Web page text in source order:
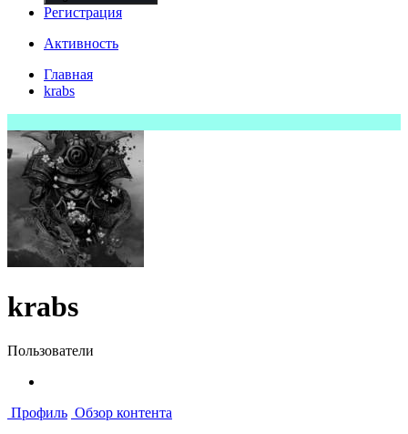
Регистрация
Активность
Главная
krabs
krabs
Пользователи
Профиль Обзор контента